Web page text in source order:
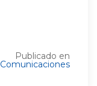
Publicado en
Comunicaciones